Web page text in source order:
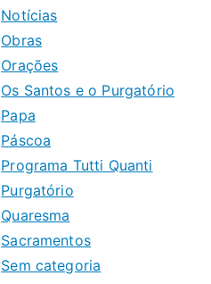
Notícias
Obras
Orações
Os Santos e o Purgatório
Papa
Páscoa
Programa Tutti Quanti
Purgatório
Quaresma
Sacramentos
Sem categoria